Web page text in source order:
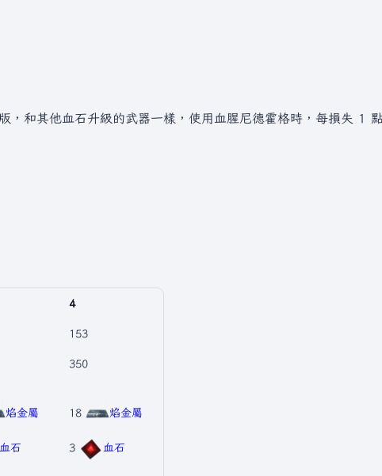
，和其他血石升級的武器一樣，使用血腥尼德霍格時，每損失 1
4
153
350
焰金屬
血石
18 焰金屬
3 血石